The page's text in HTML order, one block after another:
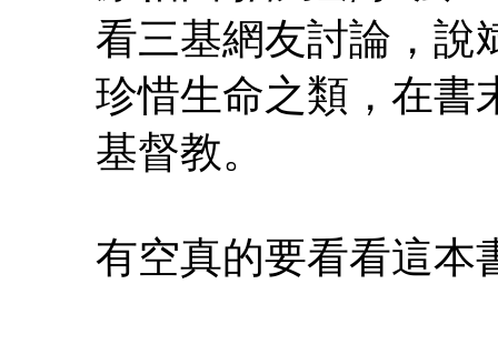
看三基網友討論，說
珍惜生命之類，在書
基督教。
有空真的要看看這本